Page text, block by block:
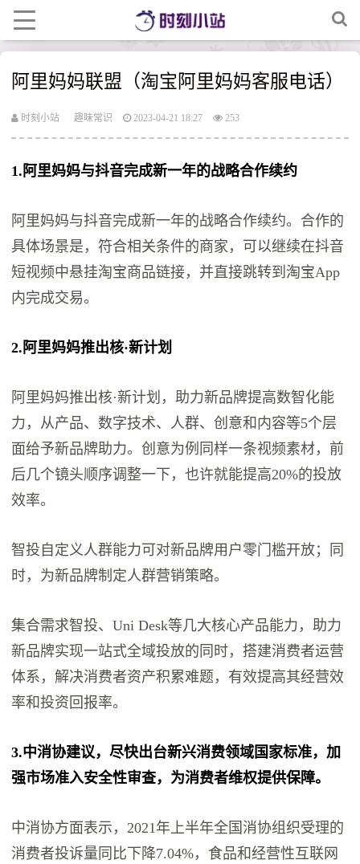
阿里妈妈联盟（淘宝阿里妈妈客服电话）
时刻小站 趣味常识 2023-04-21 18:27 253
1.阿里妈妈与抖音完成新一年的战略合作续约
阿里妈妈与抖音完成新一年的战略合作续约。合作的
具体场景是，符合相关条件的商家，可以继续在抖音
短视频中悬挂淘宝商品链接，并直接跳转到淘宝App
内完成交易。
2.阿里妈妈推出核·新计划
阿里妈妈推出核·新计划，助力新品牌提高数智化能
力，从产品、数字技术、人群、创意和内容等5个层
面给予新品牌助力。创意为例同样一条视频素材，前
后几个镜头顺序调整一下，也许就能提高20%的投放
效率。
智投自定义人群能力可对新品牌用户零门槛开放；同
时，为新品牌制定人群营销策略。
集合需求智投、Uni Desk等几大核心产品能力，助力
新品牌实现一站式全域投放的同时，搭建消费者运营
体系，解决消费者资产积累难题，有效提高其经营效
率和投资回报率。
3.中消协建议，尽快出台新兴消费领域国家标准，加
强市场准入安全性审查，为消费者维权提供保障。
中消协方面表示，2021年上半年全国消协组织受理的
消费者投诉量同比下降7.04%，食品和经营性互联网